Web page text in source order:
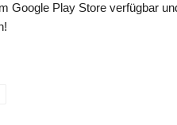
Google Play Store verfügbar